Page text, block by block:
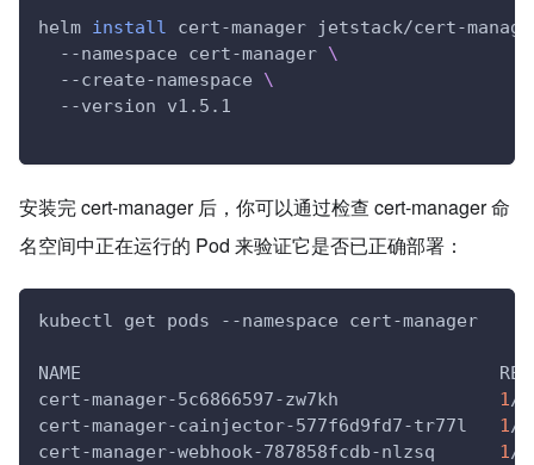
helm install cert-manager jetstack/cert-
  --namespace cert-manager
\
  --create-namespace
\
  --version v1.5.1
安装完 cert-manager 后，你可以通过检查 cert-manager 命
名空间中正在运行的 Pod 来验证它是否已正确部署：
kubectl get pods --namespace cert-manager
NAME                                       READY
cert-manager-5c6866597-zw7kh 1/
cert-manager-cainjector-577f6d9fd7-tr77l 1/
cert-manager-webhook-787858fcdb-nlzsq 1/